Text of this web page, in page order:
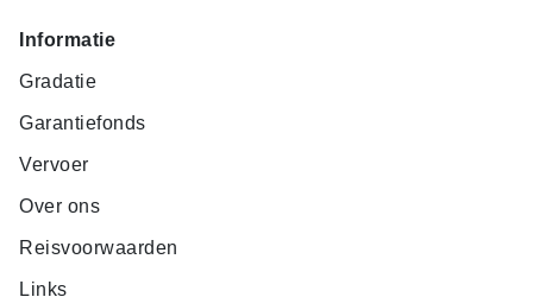
Informatie
Gradatie
Garantiefonds
Vervoer
Over ons
Reisvoorwaarden
Links